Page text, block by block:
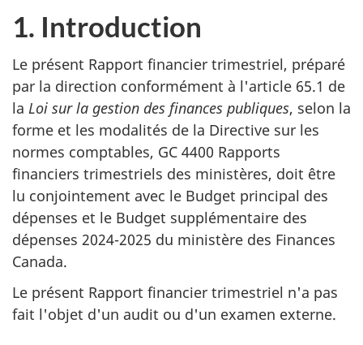
1. Introduction
Le présent Rapport financier trimestriel, préparé
par la direction conformément à l'article 65.1 de
la Loi sur la gestion des finances publiques, selon la
forme et les modalités de la Directive sur les
normes comptables, GC 4400 Rapports
financiers trimestriels des ministères, doit être
lu conjointement avec le Budget principal des
dépenses et le Budget supplémentaire des
dépenses 2024-2025 du ministère des Finances
Canada.
Le présent Rapport financier trimestriel n'a pas
fait l'objet d'un audit ou d'un examen externe.